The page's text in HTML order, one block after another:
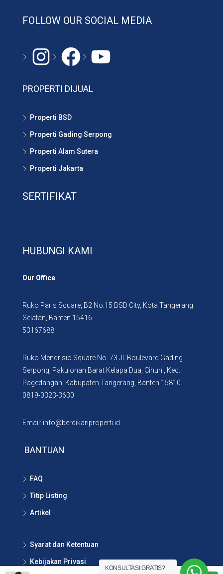
FOLLOW OUR SOCIAL MEDIA
Instagram
# YouTube
PROPERTI DIJUAL
Properti BSD
Properti Gading Serpong
Properti Alam Sutera
Properti Jakarta
SERTIFIKAT
HUBUNGI KAMI
Our Office
Ruko Paris Square, B2 No.15 BSD City, Kota Tangerang
Selatan, Banten 15416
53167688
Ruko Mendrisio Square No. 73 Jl. Boulevard Gading
Serpong, Pakulonan Barat Kelapa Dua, Cihuni, Kec.
Pagedangan, Kabupaten Tangerang, Banten 15810
0819-0323-3630
Email: info@berdikariproperti.id
BANTUAN
FAQ
Titip Listing
Artikel
Syarat dan Ketentuan
Kebijakan Privasi
KONSULTASI GRATIS?